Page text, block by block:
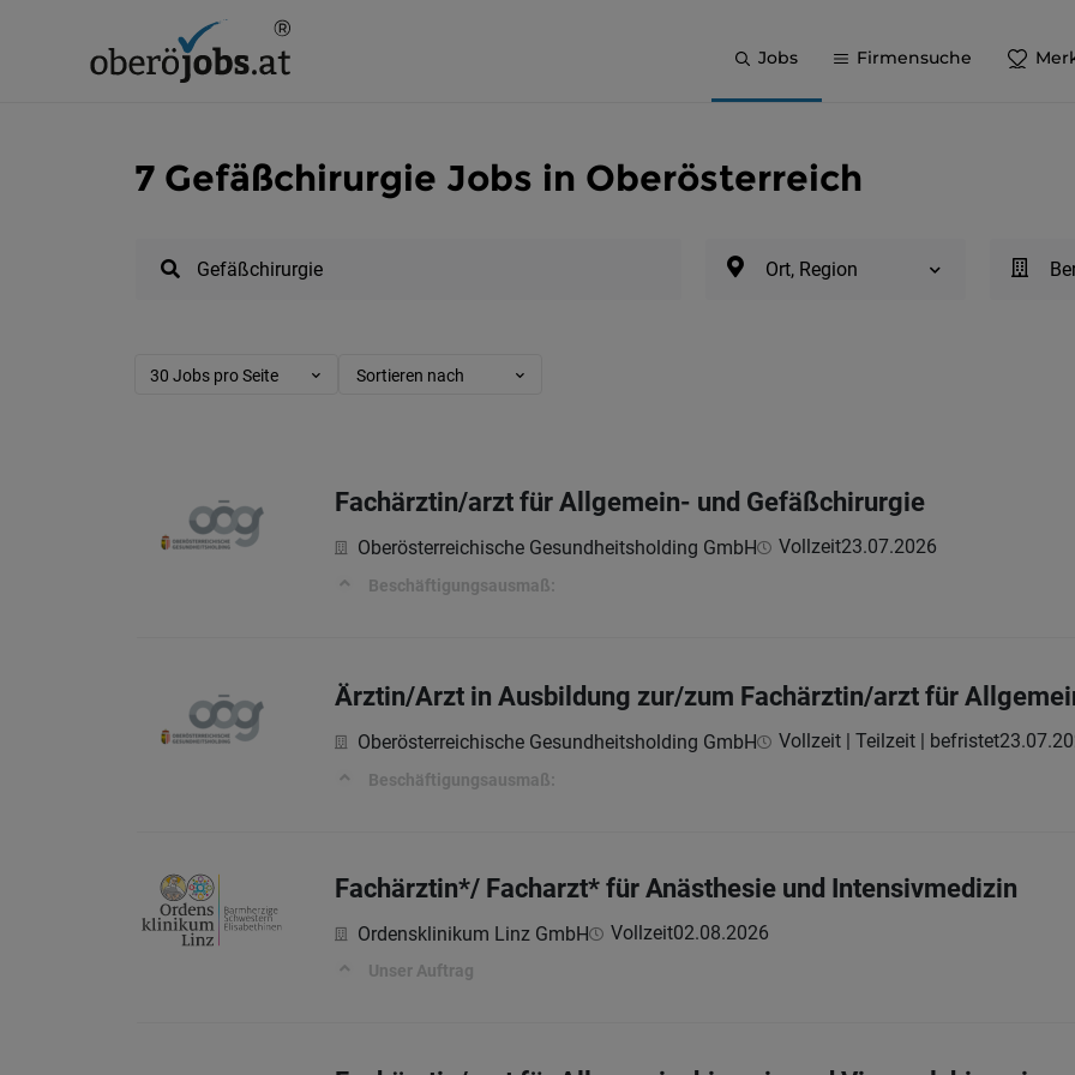
Jobs Firmensuche
7 Gefäßchirurgie Jobs in Oberösterreich
Ort, Region
30 Jobs pro Seite Sortieren nach
Fachärztin/arzt für Allgemein- und Gefäßchirurgie
Oberösterreichische Gesundheitsholding GmbH Vollzeit23.07.2026
Beschäftigungsausmaß:
Ärztin/Arzt in Ausbildung zur/zum Fachärztin/arzt für
Oberösterreichische Gesundheitsholding GmbH Vollzeit | Teilzeit | befristet
Beschäftigungsausmaß:
Fachärztin*/ Facharzt* für Anästhesie und Intensivmedizin
Ordensklinikum Linz GmbH Vollzeit02.08.2026
Unser Auftrag